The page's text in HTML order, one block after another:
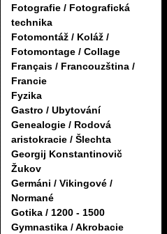
Fotografie / Fotografická
technika
Fotomontáž / Koláž /
Fotomontage / Collage
Français / Francouzština /
Francie
Fyzika
Gastro / Ubytování
Genealogie / Rodová
aristokracie / Šlechta
Georgij Konstantinovič
Žukov
Germáni / Vikingové /
Normané
Gotika / 1200 - 1500
Gymnastika / Akrobacie